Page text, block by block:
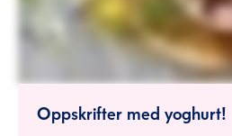
Oppskrifter med yoghurt!